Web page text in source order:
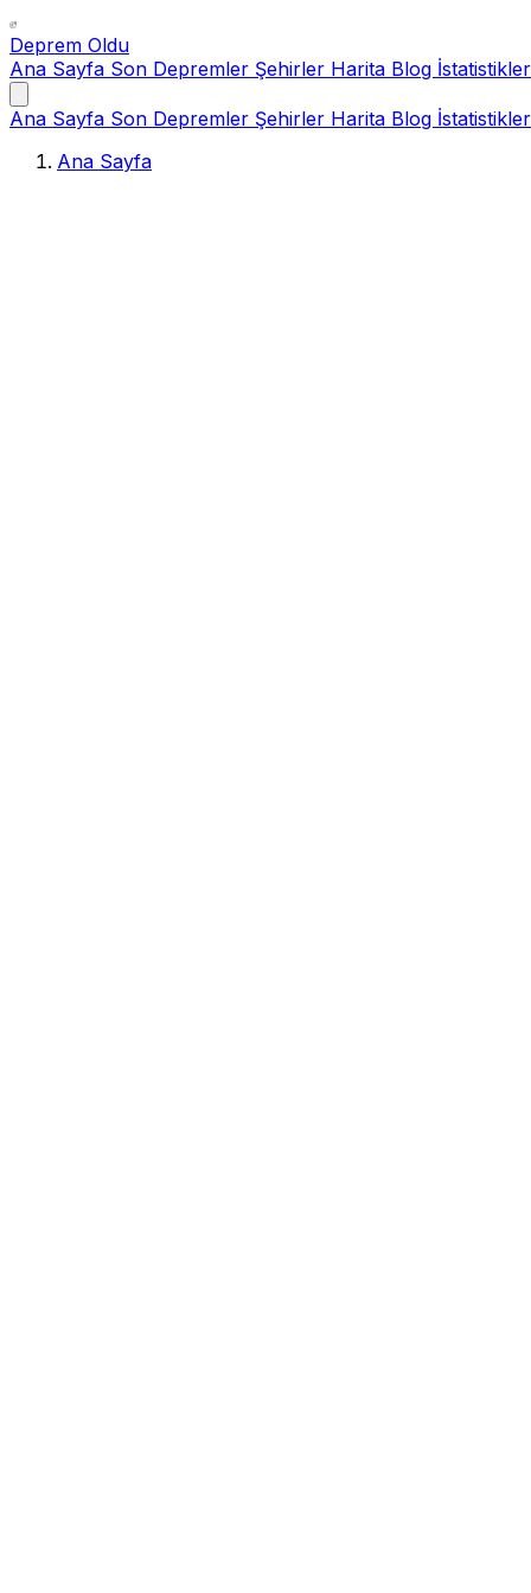
Deprem Oldu
Ana Sayfa Son Depremler Şehirler Harita Blog İstatistikler
Ana Sayfa Son Depremler Şehirler Harita Blog İstatistikler
Ana Sayfa